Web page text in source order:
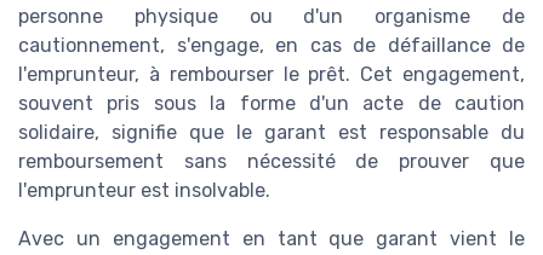
personne physiqueou d'un organisme de
cautionnement, s'engage, en cas de défaillance de
l'emprunteur, à rembourserle prêt. Cet engagement,
souvent pris sous la forme d'un acte de caution
solidaire, signifie que le garant est responsable du
remboursement sans nécessité de prouver que
l'emprunteur est insolvable.
Avec un engagement en tant que garant vient le